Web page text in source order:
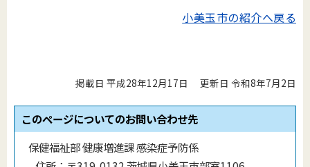
小美玉市の紹介へ戻る
掲載日 平成28年12月17日 更新日 令和8年7月2日
このページについてのお問い合わせ先
保健福祉部 健康増進課 感染症予防係